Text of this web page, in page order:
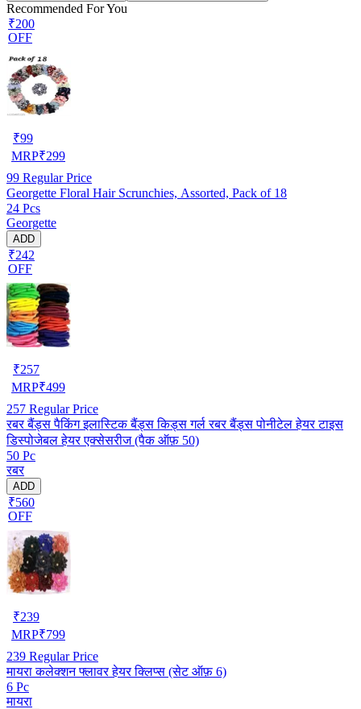
Recommended For You
₹200
OFF
₹99
MRP₹299
99 Regular Price
Georgette Floral Hair Scrunchies, Assorted, Pack of 18
24 Pcs
Georgette
ADD
₹242
OFF
₹257
MRP₹499
257 Regular Price
रबर बैंड्स पैकिंग इलास्टिक बैंड्स किड्स गर्ल रबर बैंड्स पोनीटेल हेयर टाइस
डिस्पोजेबल हेयर एक्सेसरीज (पैक ऑफ़ 50)
50 Pc
रबर
ADD
₹560
OFF
₹239
MRP₹799
239 Regular Price
मायरा कलेक्शन फ्लावर हेयर क्लिप्स (सेट ऑफ़ 6)
6 Pc
मायरा